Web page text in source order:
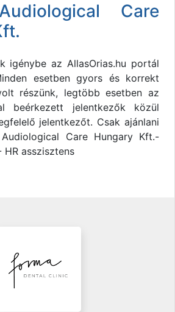
Care
igénybe az AllasOrias.hu portál
esetben gyors és korrekt
részünk, legtöbb esetben az
beérkezett jelentkezők közül
jelentkezőt. Csak ajánlani
Care Hungary Kft.-
HR asszisztens